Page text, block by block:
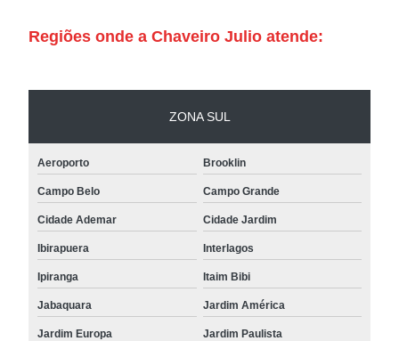
Regiões onde a Chaveiro Julio atende:
ZONA SUL
Aeroporto Brooklin
Campo Belo Campo Grande
Cidade Ademar Cidade Jardim
Ibirapuera Interlagos
Ipiranga Itaim Bibi
Jabaquara Jardim América
Jardim Europa Jardim Paulista